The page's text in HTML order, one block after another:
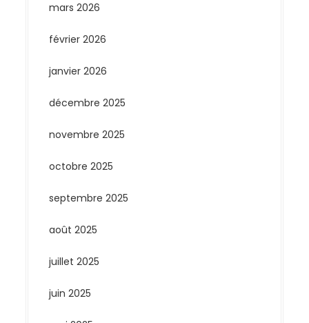
mars 2026
février 2026
janvier 2026
décembre 2025
novembre 2025
octobre 2025
septembre 2025
août 2025
juillet 2025
juin 2025